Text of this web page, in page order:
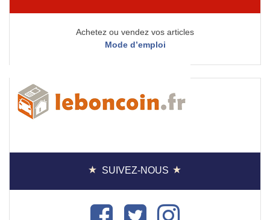
Achetez ou vendez vos articles
Mode d’emploi
SUIVEZ-NOUS